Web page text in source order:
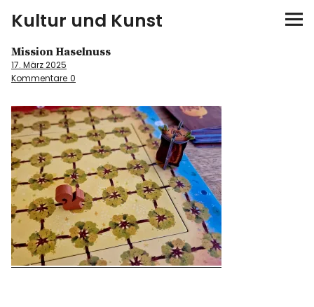
Kultur und Kunst
kultur & kunst
Spiele
Konzerte
Museen bei…
Bloggerreisen
Mission Haselnuss
17. März 2025
Kommentare 0